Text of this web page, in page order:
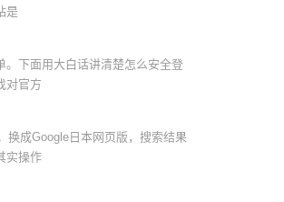
是
。下面用大白话讲清楚怎么安全登
对官方
换成Google日本网页版，搜索结果
实操作